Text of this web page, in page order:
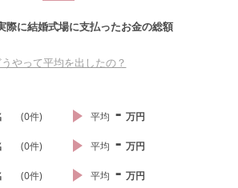
際に結婚式場に支払ったお金の総額
うやって平均を出したの？
(0件) 平均 - 万円
(0件) 平均 - 万円
(0件) 平均 - 万円